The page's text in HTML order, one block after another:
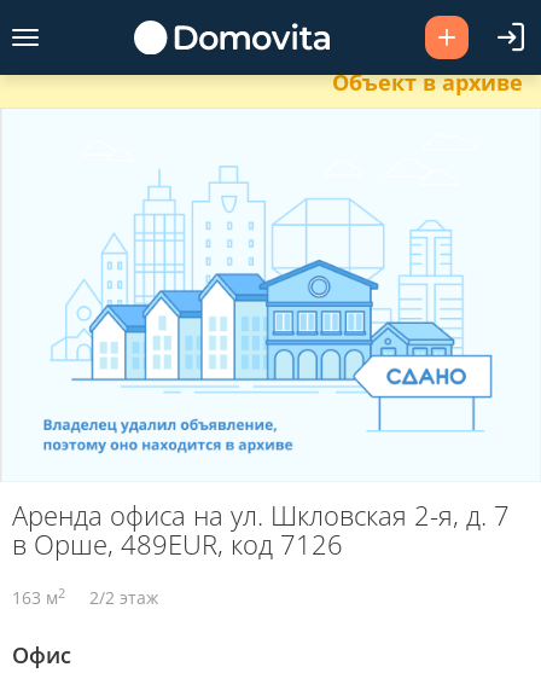
Объект в архиве
Аренда офиса на ул. Шкловская 2-я, д. 7
в Орше, 489EUR, код 7126
163 м2 2/2 этаж
Офис